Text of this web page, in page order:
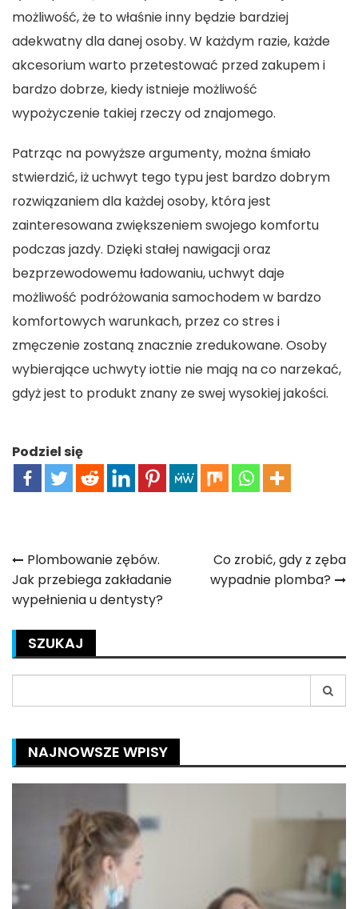
możliwość, że to właśnie inny będzie bardziej
adekwatny dla danej osoby. W każdym razie, każde
akcesorium warto przetestować przed zakupem i
bardzo dobrze, kiedy istnieje możliwość
wypożyczenie takiej rzeczy od znajomego.
Patrząc na powyższe argumenty, można śmiało
stwierdzić, iż uchwyt tego typu jest bardzo dobrym
rozwiązaniem dla każdej osoby, która jest
zainteresowana zwiększeniem swojego komfortu
podczas jazdy. Dzięki stałej nawigacji oraz
bezprzewodowemu ładowaniu, uchwyt daje
możliwość podróżowania samochodem w bardzo
komfortowych warunkach, przez co stres i
zmęczenie zostaną znacznie zredukowane. Osoby
wybierające uchwyty iottie nie mają na co narzekać,
gdyż jest to produkt znany ze swej wysokiej jakości.
Podziel się
Nawigacja
wpisu
Plombowanie zębów.
Jak przebiega zakładanie
wypełnienia u dentysty?
Co zrobić, gdy z zęba
wypadnie plomba?
SZUKAJ
for:
NAJNOWSZE WPISY